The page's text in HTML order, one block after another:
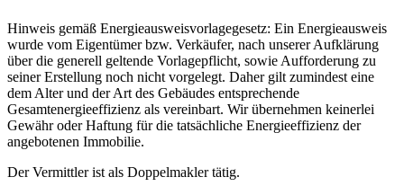
Hinweis gemäß Energieausweisvorlagegesetz: Ein Energieausweis
wurde vom Eigentümer bzw. Verkäufer, nach unserer Aufklärung
über die generell geltende Vorlagepflicht, sowie Aufforderung zu
seiner Erstellung noch nicht vorgelegt. Daher gilt zumindest eine
dem Alter und der Art des Gebäudes entsprechende
Gesamtenergieeffizienz als vereinbart. Wir übernehmen keinerlei
Gewähr oder Haftung für die tatsächliche Energieeffizienz der
angebotenen Immobilie.
Der Vermittler ist als Doppelmakler tätig.